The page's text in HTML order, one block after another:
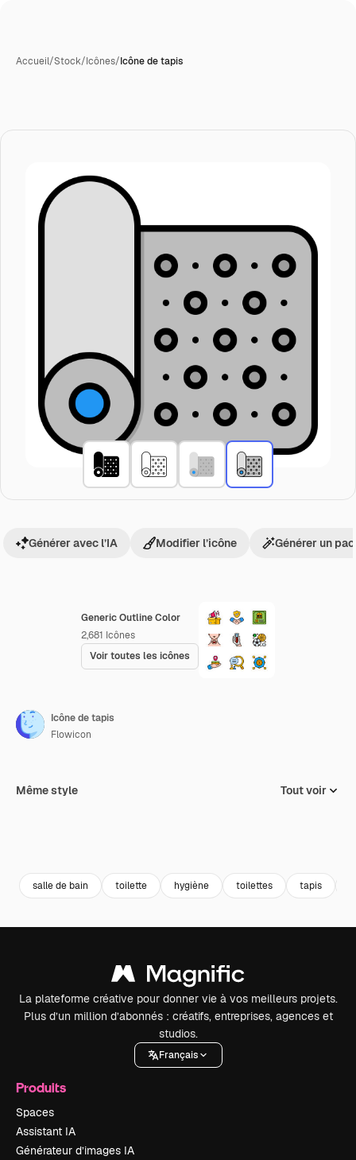
Accueil/Stock/Icônes/Icône de tapis
Generic Outline Color
2,681 Icônes
Voir toutes les icônes
Générer avec l’IA Modifier l’icône Générer un
Icône de tapis
Flowicon
Même style Tout voir
salle de bain toilette hygiène toilettes tapis
La plateforme créative pour donner vie à vos meilleurs projets.
Plus d’un million d’abonnés : créatifs, entreprises, agences et
studios.
Français
Produits
Spaces
Assistant IA
Générateur d’images IA